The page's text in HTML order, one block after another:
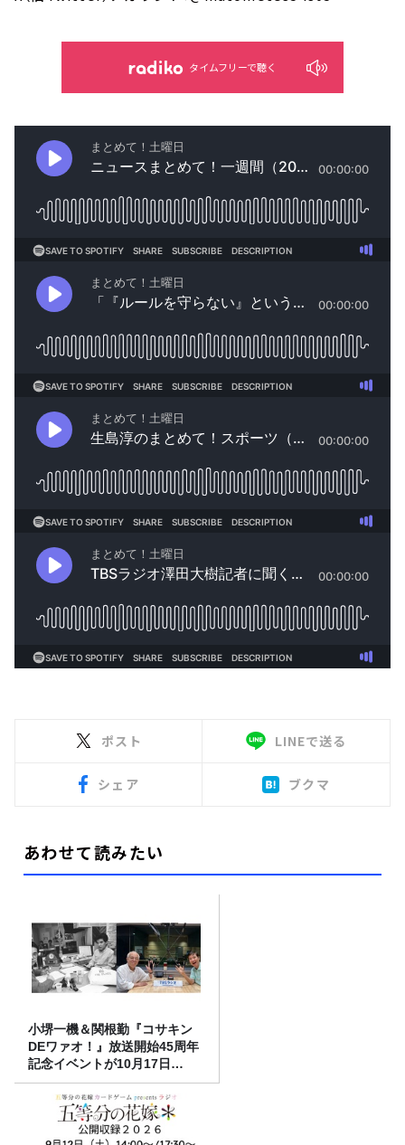
タイムフリーで聴く
ポスト LINEで送る
シェア ブクマ
あわせて読みたい
小堺一機＆関根勤『コサキン
DEワァオ！』放送開始45周年
記念イベントが10月17日
（土）に開催決定！本日より
FC先行受付スタート！